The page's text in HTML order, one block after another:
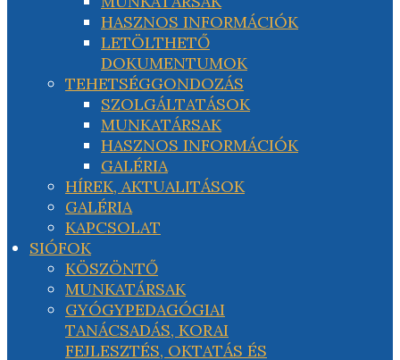
HASZNOS INFORMÁCIÓK
LETÖLTHETŐ
DOKUMENTUMOK
TEHETSÉGGONDOZÁS
SZOLGÁLTATÁSOK
MUNKATÁRSAK
HASZNOS INFORMÁCIÓK
GALÉRIA
HÍREK, AKTUALITÁSOK
GALÉRIA
KAPCSOLAT
SIÓFOK
KÖSZÖNTŐ
MUNKATÁRSAK
GYÓGYPEDAGÓGIAI
TANÁCSADÁS, KORAI
FEJLESZTÉS, OKTATÁS ÉS